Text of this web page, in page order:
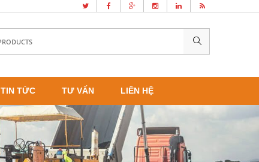
TIN TỨC TƯ VẤN LIÊN HỆ